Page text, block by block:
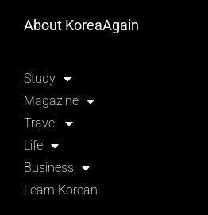
About KoreaAgain
Study
Magazine
Travel
Life
Business
Learn Korean